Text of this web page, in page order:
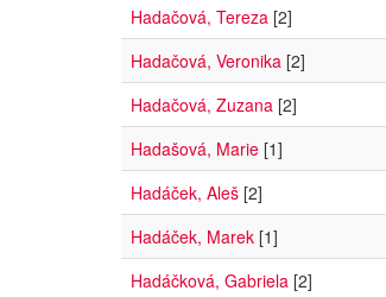
Hadačová, Tereza [2]
Hadačová, Veronika [2]
Hadačová, Zuzana [2]
Hadašová, Marie [1]
Hadáček, Aleš [2]
Hadáček, Marek [1]
Hadáčková, Gabriela [2]